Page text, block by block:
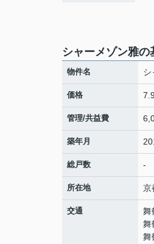
シャーメゾン雅の
物件名 シ
価格
管理/共益費
築年月
総戸数 -
所在地 京
交通 舞
舞
舞